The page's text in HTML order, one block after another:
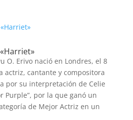
O. Erivo nació en Londres, el 8
actriz, cantante y compositora
por su interpretación de Celie
Purple”, por la que ganó un
de Mejor Actriz en un